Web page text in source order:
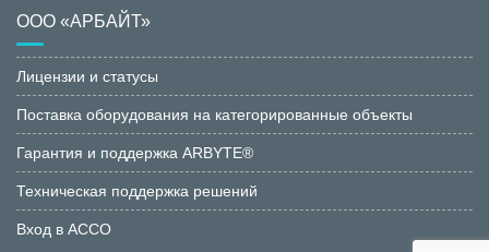
ООО «АРБАЙТ»
Лицензии и статусы
Поставка оборудования на категорированные объекты
Гарантия и поддержка ARBYTE®
Техническая поддержка решений
Вход в АССО